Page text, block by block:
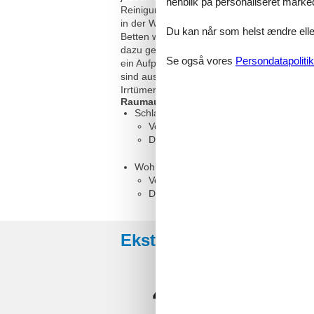
Reinigungs-Mehraufwand wird ein
in der Wohnung nicht gestattet, bitte
Betten werden bereits bezogen, ein
dazu gebucht werden. Der
ein Aufpreis in Höhe von 10,00 € / Nacht /
sind ausschließlich nach telefonischer
Irrtümer und Änderungen bleiben
Raumaufteilung
Schlafzimmer, 2 Personen
Verdunklungsvorhänge,
Doppel-Boxspringbett
Wohnzimmer, 2 Personen
Verdunklungsvorhänge
Doppelcouch
Eksterne anmeldelser
4,8
Du kan når som helst ændre
Se også vores Persondatapolitik